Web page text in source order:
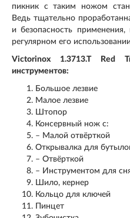
пикник с таким ножом
Ведь тщательно
и безопасность
регулярном его
Victorinox 1.3713.T Red
инструментов:
Большое лезвие
Малое лезвие
Штопор
Консервный нож с:
– Малой отвёрткой
Открывалка для
– Отвёрткой
– Инструментом для
Шило, кернер
Кольцо для ключей
Пинцет